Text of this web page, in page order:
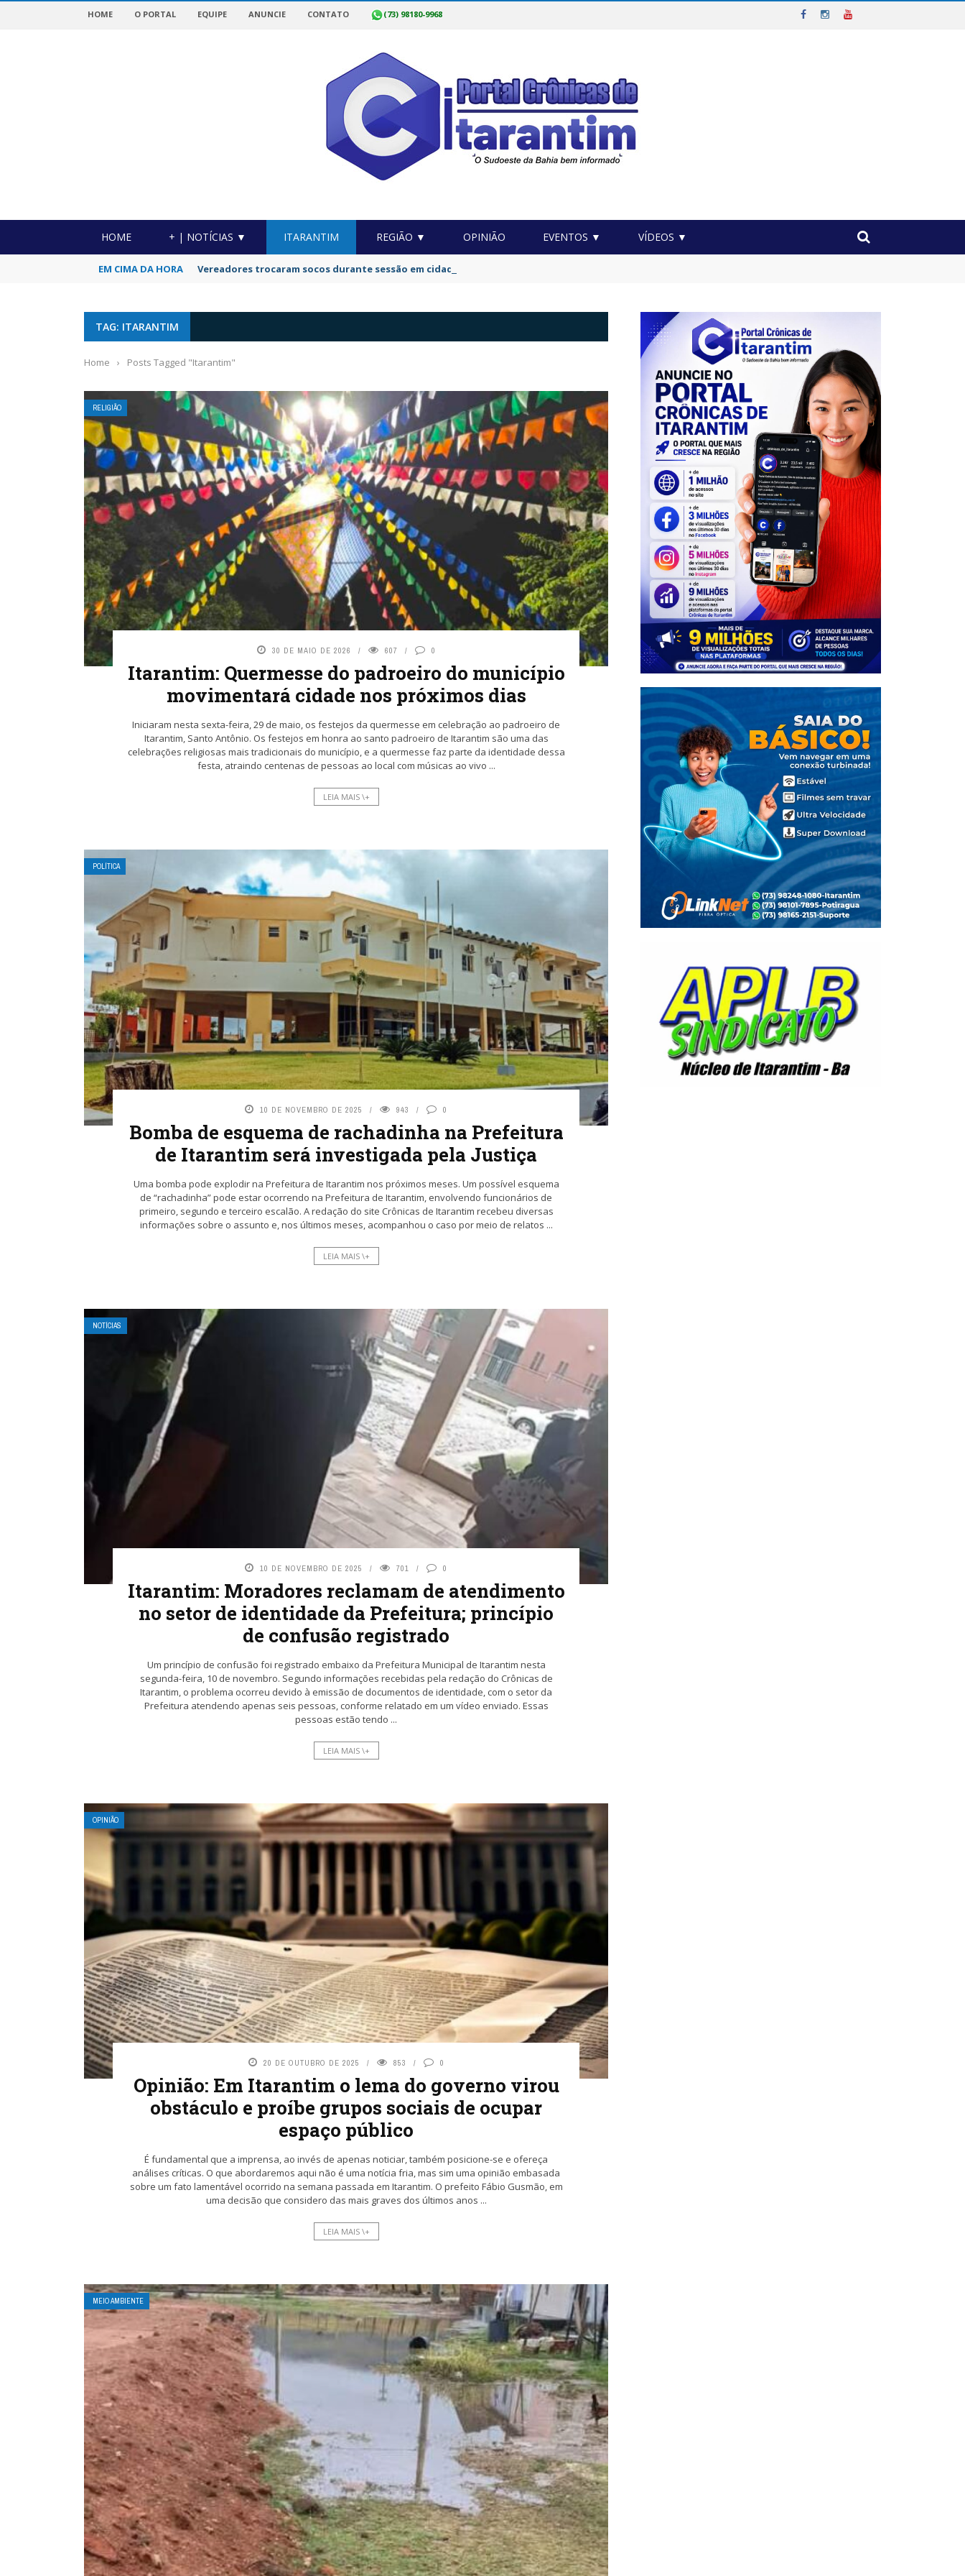
DA REGIÃO!
HOME O PORTAL EQUIPE ANUNCIE CONTATO (73) 98180-9968
HOME + | NOTÍCIAS ▼ ITARANTIM REGIÃO ▼ OPINIÃO EVENTOS ▼ VÍDEOS ▼
EM CIMA DA HORA Vereadores trocaram socos durante sessão em cidade da Bahia após debate acalorado
TAG: ITARANTIM
Home › Posts Tagged "Itarantim"
RELIGIÃO
30 DE MAIO DE 2026 607 0
Itarantim: Quermesse do padroeiro do município
movimentará cidade nos próximos dias
Iniciaram nesta sexta-feira, 29 de maio, os festejos da quermesse em celebração ao padroeiro de
Itarantim, Santo Antônio. Os festejos em honra ao santo padroeiro de Itarantim são uma das
celebrações religiosas mais tradicionais do município, e a quermesse faz parte da identidade dessa
festa, atraindo centenas de pessoas ao local com músicas ao vivo ...
LEIA MAIS \+
POLÍTICA
10 DE NOVEMBRO DE 2025 943 0
Bomba de esquema de rachadinha na Prefeitura
de Itarantim será investigada pela Justiça
Uma bomba pode explodir na Prefeitura de Itarantim nos próximos meses. Um possível esquema
de “rachadinha” pode estar ocorrendo na Prefeitura de Itarantim, envolvendo funcionários de
primeiro, segundo e terceiro escalão. A redação do site Crônicas de Itarantim recebeu diversas
informações sobre o assunto e, nos últimos meses, acompanhou o caso por meio de relatos ...
LEIA MAIS \+
NOTÍCIAS
10 DE NOVEMBRO DE 2025 701 0
Itarantim: Moradores reclamam de atendimento
no setor de identidade da Prefeitura; princípio
de confusão registrado
Um princípio de confusão foi registrado embaixo da Prefeitura Municipal de Itarantim nesta
segunda-feira, 10 de novembro. Segundo informações recebidas pela redação do Crônicas de
Itarantim, o problema ocorreu devido à emissão de documentos de identidade, com o setor da
Prefeitura atendendo apenas seis pessoas, conforme relatado em um vídeo enviado. Essas
pessoas estão tendo ...
LEIA MAIS \+
OPINIÃO
20 DE OUTUBRO DE 2025 853 0
Opinião: Em Itarantim o lema do governo virou
obstáculo e proíbe grupos sociais de ocupar
espaço público
É fundamental que a imprensa, ao invés de apenas noticiar, também posicione-se e ofereça
análises críticas. O que abordaremos aqui não é uma notícia fria, mas sim uma opinião embasada
sobre um fato lamentável ocorrido na semana passada em Itarantim. O prefeito Fábio Gusmão, em
uma decisão que considero das mais graves dos últimos anos ...
LEIA MAIS \+
MEIO AMBIENTE